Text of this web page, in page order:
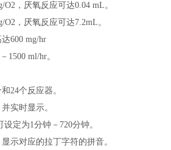
，厌氧反应可达0.04 mL。
，厌氧反应可达7.2mL。
600 mg/hr
1500 ml/hr。
24个反应器。
实时显示。
定为1分钟－720分钟。
示对应的拉丁字符的拼音。